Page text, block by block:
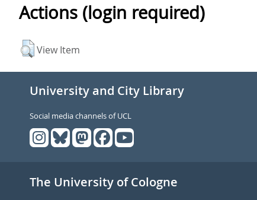
Actions (login required)
View Item
University and City Library
Social media channels of UCL
The University of Cologne